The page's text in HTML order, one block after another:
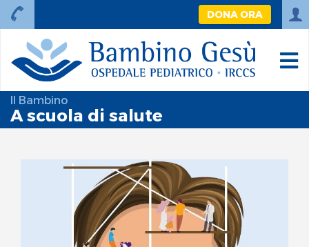
DONA ORA
Il Bambino
A scuola di salute